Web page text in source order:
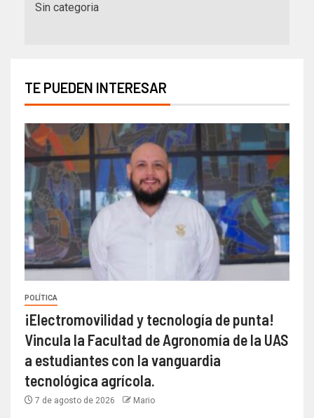
Sin categoria
TE PUEDEN INTERESAR
POLÍTICA
¡Electromovilidad y tecnología de punta!
Vincula la Facultad de Agronomía de la UAS
a estudiantes con la vanguardia
tecnológica agrícola.
7 de agosto de 2026 Mario